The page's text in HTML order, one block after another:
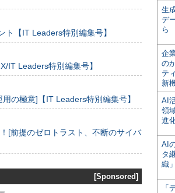
【IT Leaders特別編集号】
IT Leaders特別編集号】
の極意]【IT Leaders特別編集号】
[前提のゼロトラスト、不断のサイバ
[Sponsored]
生
デ
ら
企
の
テ
新
AI
領
進
AI
タ
織」
「